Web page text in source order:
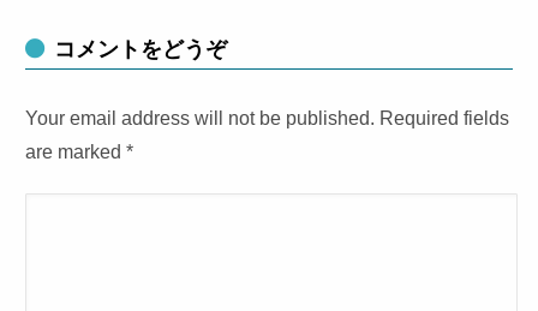
コメントをどうぞ
Your email address will not be published. Required fields
are marked*